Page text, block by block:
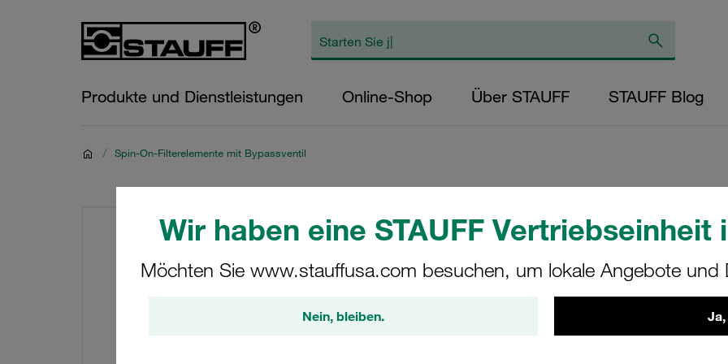
Wir haben eine STAUFF Vertriebseinheit
Möchten Sie www.stauffusa.com besuchen, um lokale Angebote und
Nein, bleiben.
Produkte und Dienstleistungen Online-Shop Über STAUFF STAUFF Blog
/ Spin-On-Filterelemente mit Bypassventil
Austausch-
Filterfeinheit: 3
Außen-Ø (mm):
Dichtung: NBR,
SF-6549